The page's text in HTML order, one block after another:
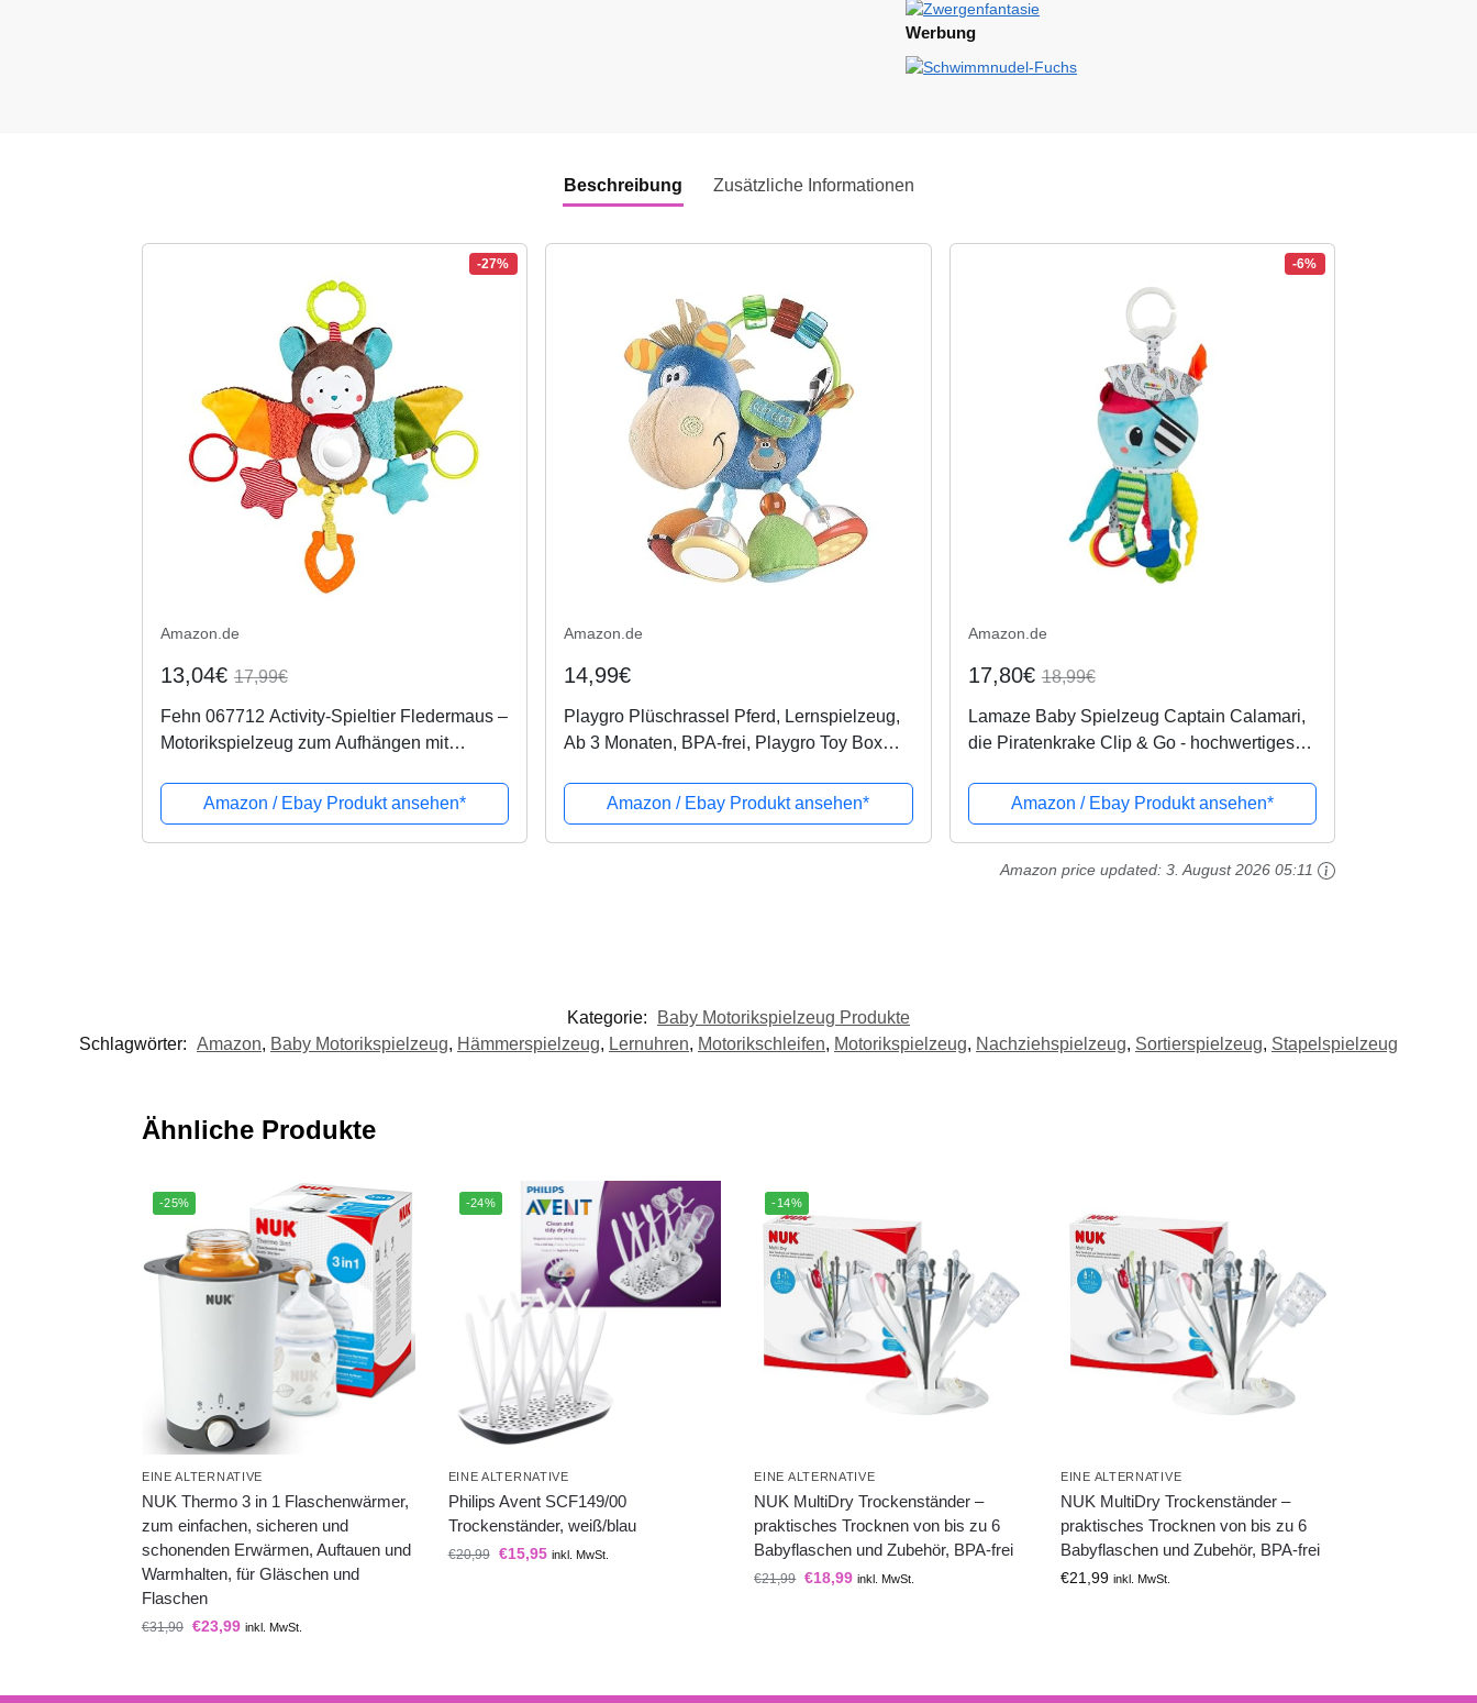
Werbung
Beschreibung Zusätzliche Informationen
-27%
Amazon.de
13,04€ 17,99€
Fehn 067712 Activity-Spieltier Fledermaus –
Motorikspielzeug zum Aufhängen mit
Geräusche erzeugen – Für Babys und...
Amazon / Ebay Produkt ansehen*
Amazon.de
14,99€
Playgro Plüschrassel Pferd, Lernspielzeug,
Ab 3 Monaten, BPA-frei, Playgro Toy Box
Amazon / Ebay Produkt ansehen*
-6%
Amazon.de
17,80€18,99€
Lamaze Baby Spielzeug Captain Calamari,
die Piratenkrake Clip & Go - hochwertiges
Stärkung der...
Amazon / Ebay Produkt ansehen*
Amazon price updated:3. August 2026 05:11
Kategorie:
Baby Motorikspielzeug Produkte
Schlagwörter: Amazon, Baby Motorikspielzeug, Hämmerspielzeug, Lernuhren, Motorikschleifen, Motorikspielzeug, Nachziehspielzeug, Sortierspielzeug, Stapelspielzeug
Ähnliche Produkte
-25%
EINE ALTERNATIVE
NUK Thermo 3 in 1 Flaschenwärmer,
zum einfachen, sicheren und
schonenden Erwärmen, Auftauen und
Warmhalten, für Gläschen und
Flaschen
€31,90 €23,99 inkl. MwSt.
-24%
EINE ALTERNATIVE
Philips Avent SCF149/00
Trockenständer, weiß/blau
€20,99 €15,95 inkl. MwSt.
-14%
EINE ALTERNATIVE
NUK MultiDry Trockenständer –
praktisches Trocknen von bis zu 6
Babyflaschen und Zubehör, BPA-frei
€21,99 €18,99 inkl. MwSt.
EINE ALTERNATIVE
NUK MultiDry Trockenständer –
praktisches Trocknen von bis zu 6
Babyflaschen und Zubehör, BPA-frei
€21,99 inkl. MwSt.